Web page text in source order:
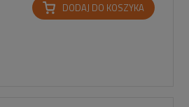
DODAJ DO KOSZYKA